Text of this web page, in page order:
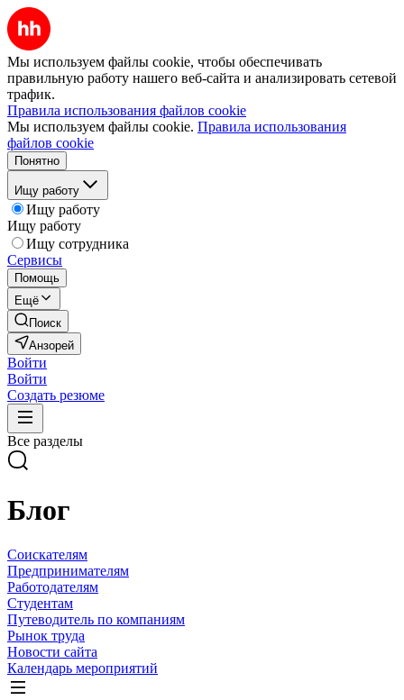
Мы используем файлы cookie, чтобы обеспечивать
правильную работу нашего веб-сайта и анализировать сетевой
трафик.
Правила использования файлов cookie
Мы используем файлы cookie. Правила использования
файлов cookie
Понятно
Ищу работу
Ищу работу
Ищу работу
Ищу сотрудника
Сервисы
Помощь
Ещё
Поиск
Анзорей
Войти
Войти
Создать резюме
Все разделы
Блог
Соискателям
Предпринимателям
Работодателям
Студентам
Путеводитель по компаниям
Рынок труда
Новости сайта
Календарь мероприятий